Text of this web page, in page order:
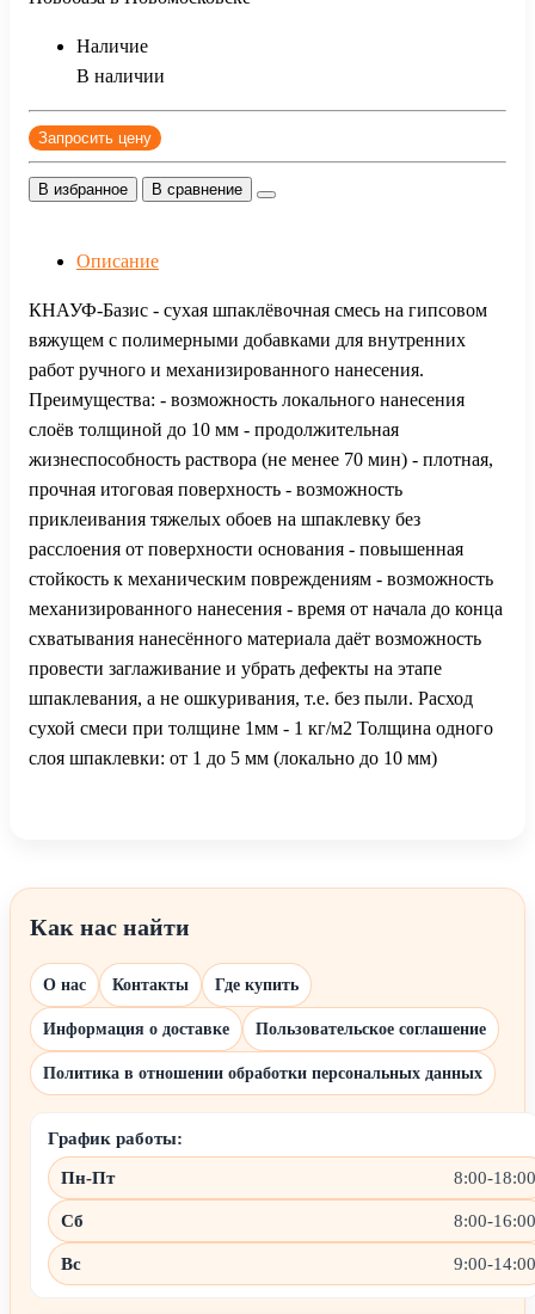
Наличие
В наличии
Запросить цену
В избранное В сравнение
Описание
КНАУФ-Базис - сухая шпаклёвочная смесь на гипсовом
вяжущем с полимерными добавками для внутренних
работ ручного и механизированного нанесения.
Преимущества: - возможность локального нанесения
слоёв толщиной до 10 мм - продолжительная
жизнеспособность раствора (не менее 70 мин) - плотная,
прочная итоговая поверхность - возможность
приклеивания тяжелых обоев на шпаклевку без
расслоения от поверхности основания - повышенная
стойкость к механическим повреждениям - возможность
механизированного нанесения - время от начала до конца
схватывания нанесённого материала даёт возможность
провести заглаживание и убрать дефекты на этапе
шпаклевания, а не ошкуривания, т.е. без пыли. Расход
сухой смеси при толщине 1мм - 1 кг/м2 Толщина одного
слоя шпаклевки: от 1 до 5 мм (локально до 10 мм)
Как нас найти
О нас Контакты Где купить
Информация о доставке Пользовательское соглашение
Политика в отношении обработки персональных данных
График работы:
Пн-Пт
8:00-18:00
Сб 8:00-16:00
Вс 9:00-14:00